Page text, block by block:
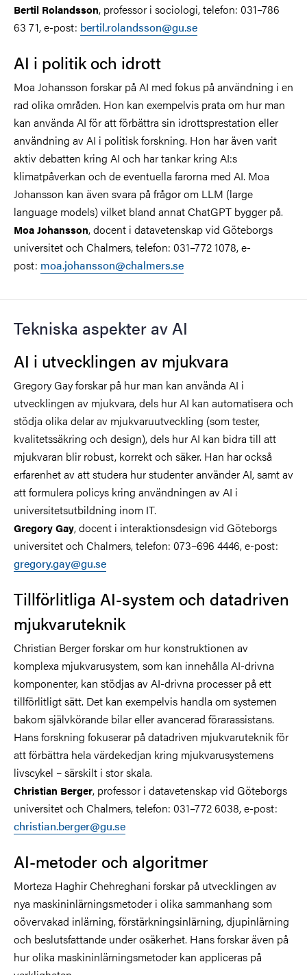
Bertil Rolandsson, professor i sociologi, telefon: 031–786
63 71, e-post: bertil.rolandsson@gu.se
AI i politik och idrott
Moa Johansson forskar på AI med fokus på användning i en
rad olika områden. Hon kan exempelvis prata om hur man
kan använda AI för att förbättra sin idrottsprestation eller
användning av AI i politisk forskning. Hon har även varit
aktiv debatten kring AI och har tankar kring AI:s
klimatpåverkan och de eventuella farorna med AI. Moa
Johansson kan även svara på frågor om LLM (large
language models) vilket bland annat ChatGPT bygger på.
Moa Johansson, docent i datavetenskap vid Göteborgs
universitet och Chalmers, telefon: 031–772 1078, e-
post: moa.johansson@chalmers.se
Tekniska aspekter av AI
AI i utvecklingen av mjukvara
Gregory Gay forskar på hur man kan använda AI i
utvecklingen av mjukvara, dels hur AI kan automatisera och
stödja olika delar av mjukvaruutveckling (som tester,
kvalitetssäkring och design), dels hur AI kan bidra till att
mjukvaran blir robust, korrekt och säker. Han har också
erfarenhet av att studera hur studenter använder AI, samt av
att formulera policys kring användningen av AI i
universitetsutbildning inom IT.
Gregory Gay, docent i interaktionsdesign vid Göteborgs
universitet och Chalmers, telefon: 073–696 4446, e-post:
gregory.gay@gu.se
Tillförlitliga AI-system och datadriven
mjukvaruteknik
Christian Berger forskar om hur konstruktionen av
komplexa mjukvarusystem, som kan innehålla AI-drivna
komponenter, kan stödjas av AI-drivna processer på ett
tillförlitligt sätt. Det kan exempelvis handla om systemen
bakom självkörande bilar eller avancerad förarassistans.
Hans forskning fokuserar på datadriven mjukvaruteknik för
att förbättra hela värdekedjan kring mjukvarusystemens
livscykel – särskilt i stor skala.
Christian Berger, professor i datavetenskap vid Göteborgs
universitet och Chalmers, telefon: 031–772 6038, e-post:
christian.berger@gu.se
AI-metoder och algoritmer
Morteza Haghir Chehreghani forskar på utvecklingen av
nya maskininlärningsmetoder i olika sammanhang som
oövervakad inlärning, förstärkningsinlärning, djupinlärning
och beslutsfattande under osäkerhet. Hans forskar även på
hur olika maskininlärningsmetoder kan appliceras på